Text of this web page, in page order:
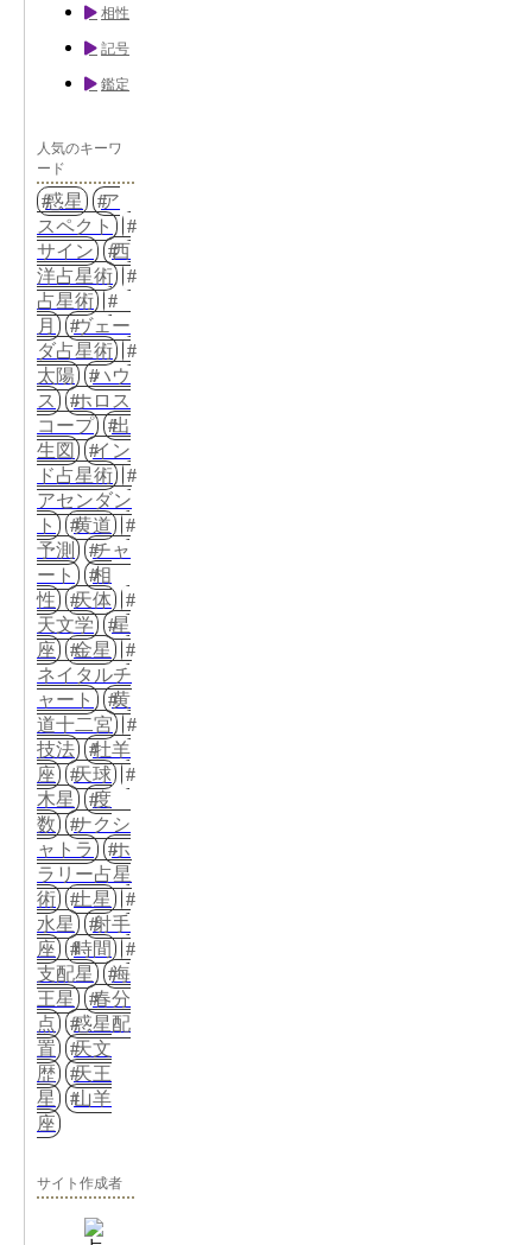
相性
記号
鑑定
人気のキーワ
ード
惑星
ア
スペクト
サイン
西
洋占星術
占星術
月
ヴェー
ダ占星術
太陽
ハウ
ス
ホロス
コープ
出
生図
イン
ド占星術
アセンダン
ト
黄道
予測
チャ
ート
相
性
天体
天文学
星
座
金星
ネイタルチ
ャート
黄
道十二宮
技法
牡羊
座
天球
木星
度
数
ナクシ
ャトラ
ホ
ラリー占星
術
土星
水星
射手
座
時間
支配星
海
王星
春分
点
惑星配
置
天文
歴
天王
星
山羊
座
サイト作成者